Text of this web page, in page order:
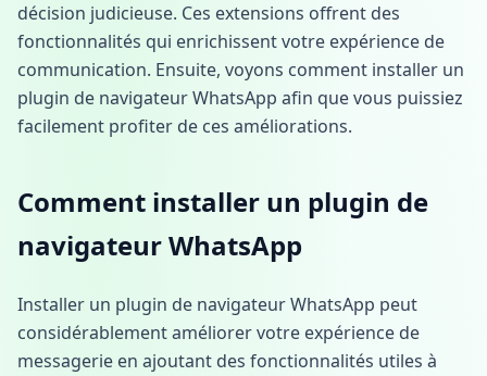
décision judicieuse. Ces extensions offrent des
fonctionnalités qui enrichissent votre expérience de
communication. Ensuite, voyons comment installer un
plugin de navigateur WhatsApp afin que vous puissiez
facilement profiter de ces améliorations.
Comment installer un plugin de
navigateur WhatsApp
Installer un plugin de navigateur WhatsApp peut
considérablement améliorer votre expérience de
messagerie en ajoutant des fonctionnalités utiles à